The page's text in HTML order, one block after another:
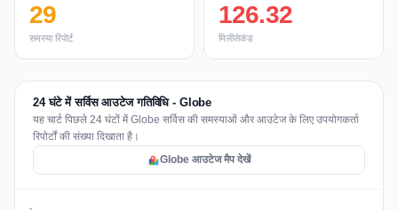
29
समस्या रिपोर्ट
126.32
मिलीसेकंड
24 घंटे में सर्विस आउटेज गतिविधि - Globe
यह चार्ट पिछले 24 घंटों में Globe सर्विस की समस्याओं और आउटेज के लिए उपयोगकर्ता
रिपोर्टों की संख्या दिखाता है।
Globe आउटेज मैप देखें